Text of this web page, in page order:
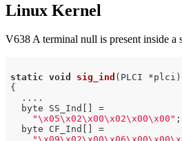
Linux Kernel
V638 A terminal null is present inside a
static void sig_ind (PLCI *plci)
{
  ....
  byte SS_Ind[] =
"\x05\x02\x00\x02\x00\x00" ;
  byte CF_Ind[] =